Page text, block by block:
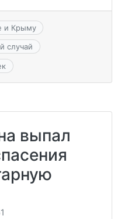
и Крыму
случай
выпал